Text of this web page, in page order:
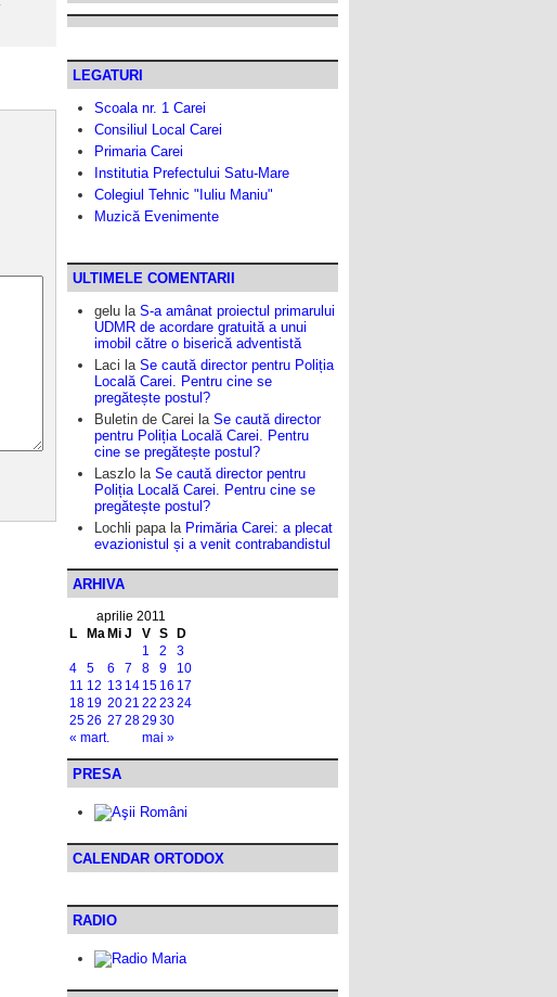
LEGATURI
Scoala nr. 1 Carei
Consiliul Local Carei
Primaria Carei
Institutia Prefectului Satu-Mare
Colegiul Tehnic "Iuliu Maniu"
Muzică Evenimente
ULTIMELE COMENTARII
gelu la S-a amânat proiectul primarului
UDMR de acordare gratuită a unui
imobil către o biserică adventistă
Laci la Se caută director pentru Poliția
Locală Carei. Pentru cine se
pregătește postul?
Buletin de Carei la Se caută director
pentru Poliția Locală Carei. Pentru
cine se pregătește postul?
Laszlo la Se caută director pentru
Poliția Locală Carei. Pentru cine se
pregătește postul?
Lochli papala Primăria Carei: a plecat
evazionistul și a venit contrabandistul
ARHIVA
aprilie 2011
L
Ma Mi J V S D
« mart. mai »
1 2
3
4
5 6 7 8 9
10
11 12 13 14 15 16 17
18 19 2021 22 2324
2526 27 282930
PRESA
CALENDAR ORTODOX
RADIO